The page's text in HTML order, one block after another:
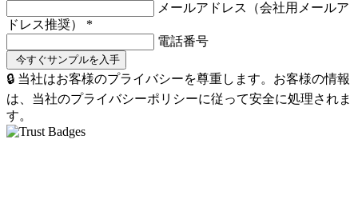
メールアドレス（会社用メールア
ドレス推奨） *
電話番号
🔒 当社はお客様のプライバシーを尊重します。お客様の情報
は、当社のプライバシーポリシーに従って安全に処理されま
す。